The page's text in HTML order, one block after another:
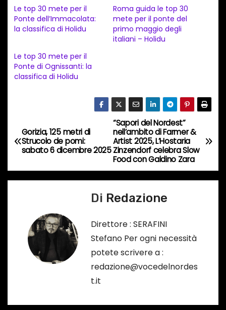
a
m
n
t
c
o
s
Le top 30 mete per il
Ponte dell’Immacolata:
la classifica di Holidu
Roma guida le top 30
mete per il ponte del
primo maggio degli
italiani – Holidu
Le top 30 mete per il
Ponte di Ognissanti: la
classifica di Holidu
N
a
v
“Sapori del Nordest”
nell’ambito di Farmer &
Artist 2025, L’Hostaria
Zinzendorf celebra Slow
Food con Galdino Zara
Gorizia, 125 metri di
Strucolo de pomi:
sabato 6 dicembre 2025
Di Redazione
Direttore : SERAFINI
Stefano Per ogni necessità
potete scrivere a :
redazione@vocedelnordes
t.it